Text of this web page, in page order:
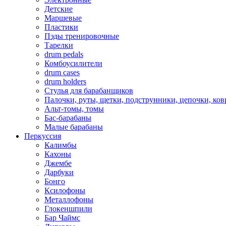
Детские
Маршевые
Пластики
Пэды тренировочные
Тарелки
drum pedals
Комбоусилители
drum cases
drum holders
Стулья для барабанщиков
Палочки, руты, щетки, подструнники, цепочки,
Альт-томы, томы
Бас-барабаны
Малые барабаны
Перкуссия
Калимбы
Кахоны
Джембе
Дарбуки
Бонго
Ксилофоны
Металлофоны
Глокеншпили
Бар Чаймс